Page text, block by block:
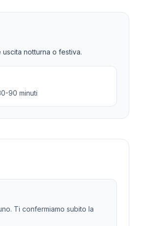
notturna o festiva.
90 minuti
Ti confermiamo subito la